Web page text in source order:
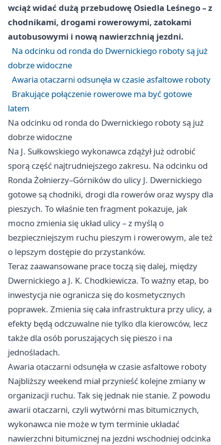
wciąż widać dużą przebudowę Osiedla Leśnego – z
chodnikami, drogami rowerowymi, zatokami
autobusowymi i nową nawierzchnią jezdni.
Na odcinku od ronda do Dwernickiego roboty są już
dobrze widoczne
Awaria otaczarni odsunęła w czasie asfaltowe roboty
Brakujące połączenie rowerowe ma być gotowe
latem
Na odcinku od ronda do Dwernickiego roboty są już
dobrze widoczne
Na J. Sułkowskiego wykonawca zdążył już odrobić
sporą część najtrudniejszego zakresu. Na odcinku od
Ronda Żołnierzy–Górników do ulicy J. Dwernickiego
gotowe są chodniki, drogi dla rowerów oraz wyspy dla
pieszych. To właśnie ten fragment pokazuje, jak
mocno zmienia się układ ulicy – z myślą o
bezpieczniejszym ruchu pieszym i rowerowym, ale też
o lepszym dostępie do przystanków.
Teraz zaawansowane prace toczą się dalej, między
Dwernickiego a J. K. Chodkiewicza. To ważny etap, bo
inwestycja nie ogranicza się do kosmetycznych
poprawek. Zmienia się cała infrastruktura przy ulicy, a
efekty będą odczuwalne nie tylko dla kierowców, lecz
także dla osób poruszających się pieszo i na
jednośladach.
Awaria otaczarni odsunęła w czasie asfaltowe roboty
Najbliższy weekend miał przynieść kolejne zmiany w
organizacji ruchu. Tak się jednak nie stanie. Z powodu
awarii otaczarni, czyli wytwórni mas bitumicznych,
wykonawca nie może w tym terminie układać
nawierzchni bitumicznej na jezdni wschodniej odcinka